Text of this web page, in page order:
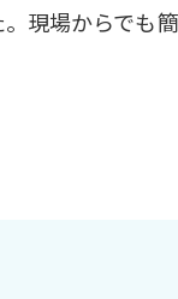
現場からでも